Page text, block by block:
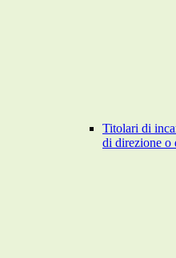
Titolari di
di direzione o